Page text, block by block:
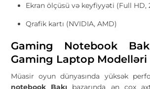
Ekran ölçüsü və keyfiyyəti (Full HD,
Qrafik kartı (NVIDIA, AMD)
Gaming Notebook
Gaming Laptop Modelləri
Müasir oyun dünyasında yüksək
notebook Bakı bazarında ən çox